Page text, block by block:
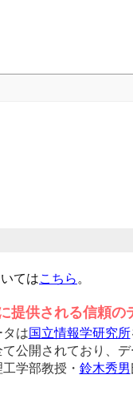
てはこちら 。
提供される信頼の
タは国立情報学研究所
て公開されており、
学部教授・ 鈴木秀男